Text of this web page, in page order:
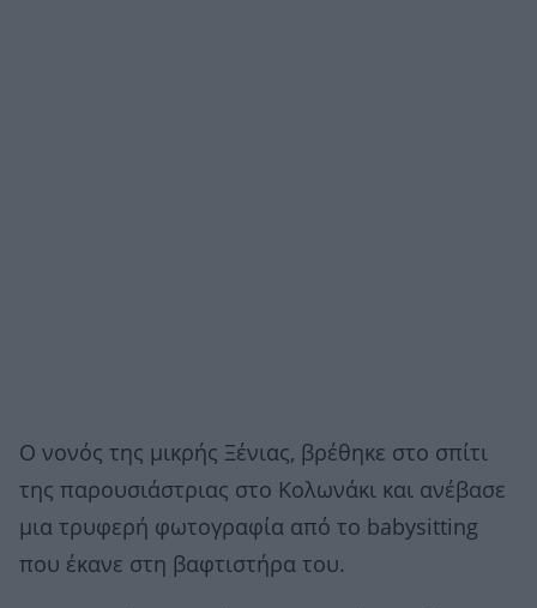
Ο νονός της μικρής Ξένιας, βρέθηκε στο σπίτι
της παρουσιάστριας στο Κολωνάκι και ανέβασε
μια τρυφερή φωτογραφία από το babysitting
που έκανε στη βαφτιστήρα του.